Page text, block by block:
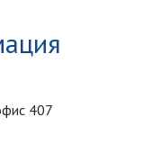
407